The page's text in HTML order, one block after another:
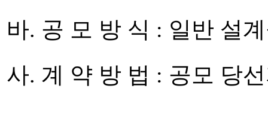
바. 공 모 방 식 : 일반 설
사. 계 약 방 법 : 공모 당